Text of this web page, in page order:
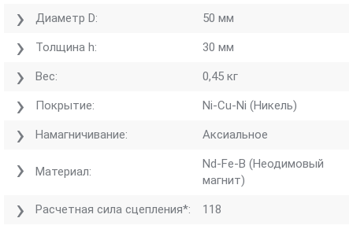
Диаметр D: 50 мм
Толщина h: 30 мм
Вес: 0,45 кг
Покрытие: Ni-Cu-Ni (Никель)
Намагничивание: Аксиальное
Материал:
Nd-Fe-B (Неодимовый
магнит)
Расчетная сила сцепления*: 118